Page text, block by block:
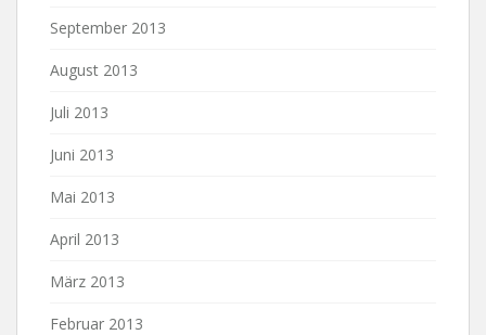
September 2013
August 2013
Juli 2013
Juni 2013
Mai 2013
April 2013
März 2013
Februar 2013